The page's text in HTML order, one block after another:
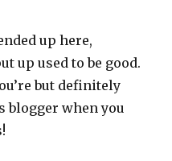
up here,
up used to be good.
but definitely
blogger when you